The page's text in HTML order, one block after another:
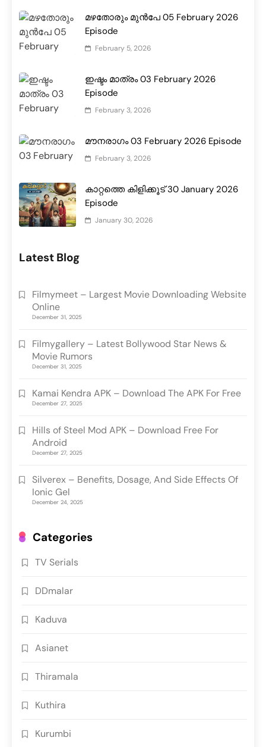
മഴതോരും മുൻപേ 05 February 2026
Episode
February 5, 2026
ഇഷ്ടം മാത്രം 03 February 2026
Episode
February 3, 2026
മൗനരാഗം 03 February 2026 Episode
February 3, 2026
കാറ്റത്തെ കിളിക്കൂട് 30 January 2026
Episode
January 30, 2026
Latest Blog
Filmymeet – Largest Movie Downloading Website
Online
December 31, 2025
Filmygallery – Latest Bollywood Star News &
Movie Rumors
December 31, 2025
Kamai Kendra APK – Download The APK For Free
December 27, 2025
Hills of Steel Mod APK – Download Free For
Android
December 27, 2025
Silverex – Benefits, Dosage, And Side Effects Of
Ionic Gel
December 24, 2025
Categories
TV Serials
DDmalar
Kaduva
Asianet
Thiramala
Kuthira
Kurumbi